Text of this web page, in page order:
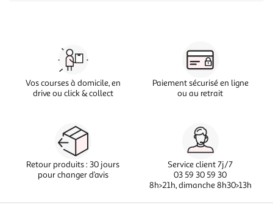
Vos courses à domicile, en
drive ou click & collect
Paiement sécurisé en ligne
ou au retrait
Retour produits : 30 jours
pour changer d’avis
Service client 7j/7
03 59 30 59 30
8h>21h, dimanche 8h30>13h